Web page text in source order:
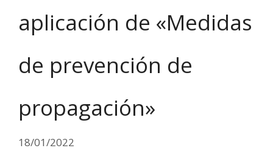
aplicación de «Medidas
de prevención de
propagación»
18/01/2022